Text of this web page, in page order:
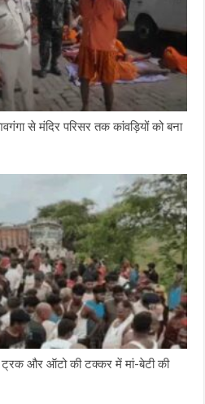
से मंदिर परिसर तक कांवड़ियों को बना
ट्रक और ऑटो की टक्कर में मां-बेटी की